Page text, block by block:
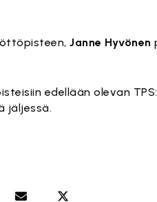
Janne Hyvönen
edellään olevan
jäljessä.